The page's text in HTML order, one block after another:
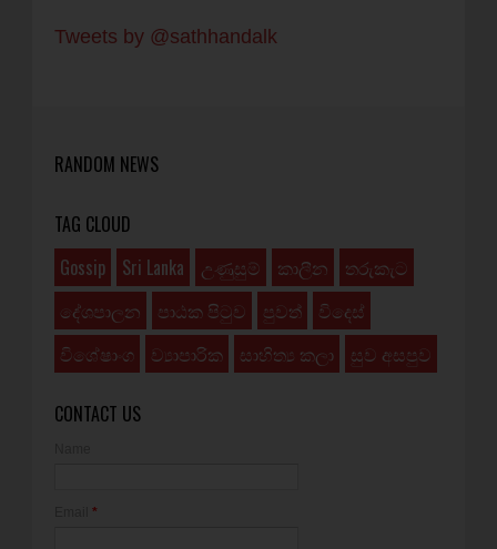
Tweets by @sathhandalk
RANDOM NEWS
TAG CLOUD
Gossip
Sri Lanka උණුසුම් කාලීන
තරුකැට
දේශපාලන
පාඨක පිටුව පුවත්
විදෙස්
විශේෂාංග
ව්‍යාපාරික සාහිත්‍ය කලා සුව අසපුව
CONTACT US
*